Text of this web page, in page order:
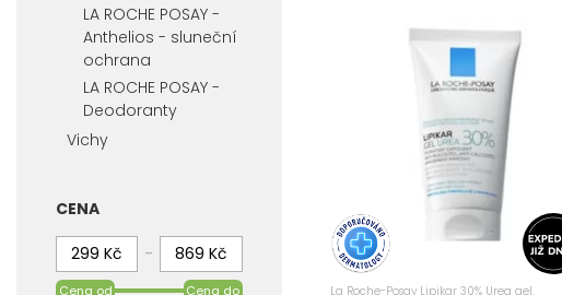
La Roche-Posay Lipikar 30% Urea gel,
LA ROCHE POSAY -
Anthelios - sluneční
ochrana
LA ROCHE POSAY -
Deodoranty
Vichy
CENA
-
Cena od Cena do